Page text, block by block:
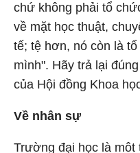
chứ không phải tổ
về mặt học thuật,
tế; tệ hơn, nó còn là
mình". Hãy trả lại
của Hội đồng Khoa
Về nhân sự
Trường đại học là môt